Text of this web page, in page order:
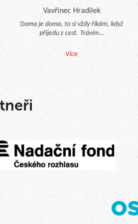
Vavřinec Hradilek
Doma je doma, to si vždy říkám, když
přijedu z cest. Trávím…
Více